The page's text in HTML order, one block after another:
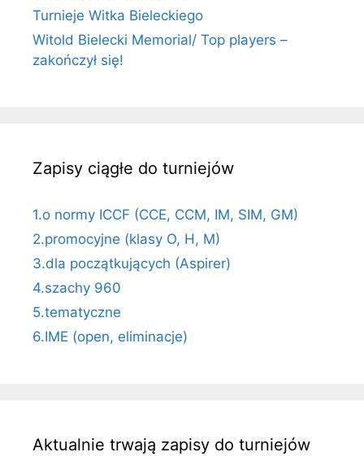
Turnieje Witka Bieleckiego
Witold Bielecki Memorial/ Top players –
zakończył się!
Zapisy ciągłe do turniejów
1.o normy ICCF (CCE, CCM, IM, SIM, GM)
2.promocyjne (klasy O, H, M)
3.dla początkujących (Aspirer)
4.szachy 960
5.tematyczne
6.IME (open, eliminacje)
Aktualnie trwają zapisy do turniejów